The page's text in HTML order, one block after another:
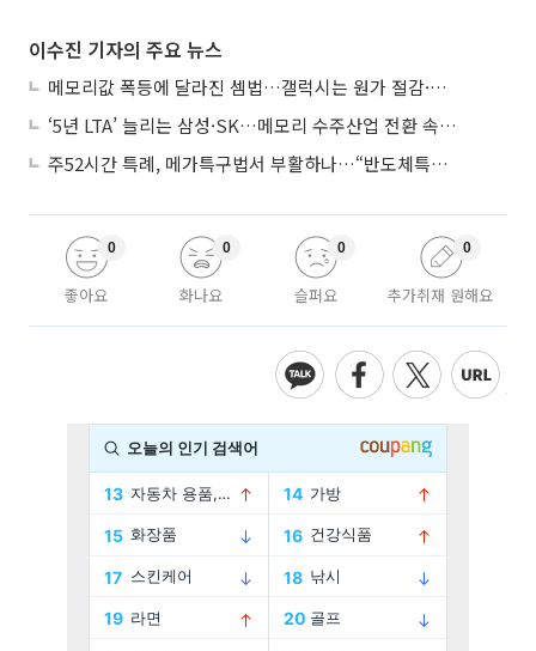
이수진 기자의 주요 뉴스
메모리값 폭등에 달라진 셈법…갤럭시는 원가 절감·아이폰은 서비스 확대
‘5년 LTA’ 늘리는 삼성·SK…메모리 수주산업 전환 속 다른 셈법
주52시간 특례, 메가특구법서 부활하나…“반도체특별법 담겨야”
좋아요
0
화나요
0
슬퍼요
0
추가취재 원해요
0